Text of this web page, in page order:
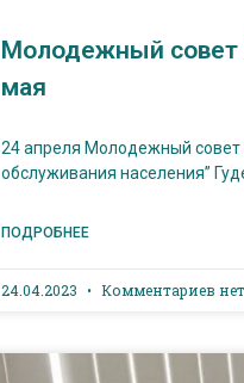
Молодежный совет
мая
24 апреля Молодежный совет
обслуживания населения”
ПОДРОБНЕЕ
24.04.2023 Комментариев нет